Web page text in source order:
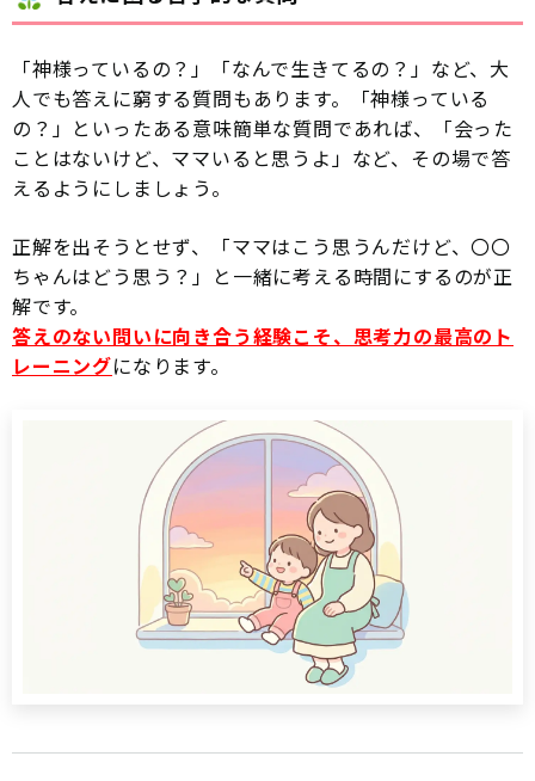
「神様っているの？」「なんで生きてるの？」など、大
人でも答えに窮する質問もあります。「神様っている
の？」といったある意味簡単な質問であれば、「会った
ことはないけど、ママいると思うよ」など、その場で答
えるようにしましょう。
正解を出そうとせず、「ママはこう思うんだけど、〇〇
ちゃんはどう思う？」と一緒に考える時間にするのが正
解です。
答えのない問いに向き合う経験こそ、思考力の最高のト
レーニングになります。